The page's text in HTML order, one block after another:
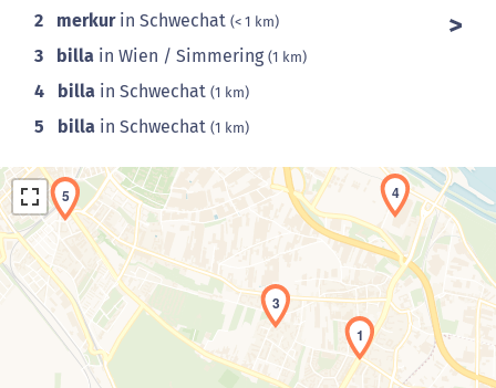
2 merkurin Schwechat (< 1 km)
3 billa in Wien / Simmering (1 km)
4 billa in Schwechat (1 km)
5 billa in Schwechat (1 km)
Laden der Karte...
1
3
4
5